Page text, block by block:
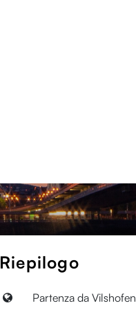
Riepilogo
Partenza da Vilshofen